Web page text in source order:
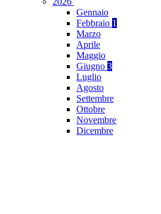
Gennaio
Febbraio 1
Marzo
Aprile
Maggio
Giugno 3
Luglio
Agosto
Settembre
Ottobre
Novembre
Dicembre